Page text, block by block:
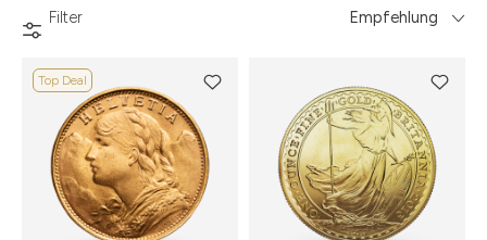
Filter
Empfehlung
Top Deal